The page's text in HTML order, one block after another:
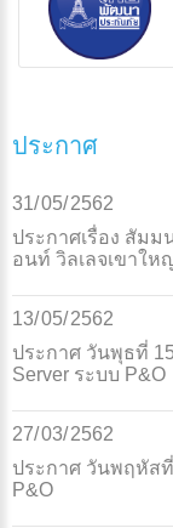
ประกาศ
31/05/2562
ประกาศเรื่อง สัม
อนท์ วิลเลจเขาให
13/05/2562
ประกาศ วันพุธที่
Server ระบบ P&O
27/03/2562
ประกาศ วันพฤหัส
P&O